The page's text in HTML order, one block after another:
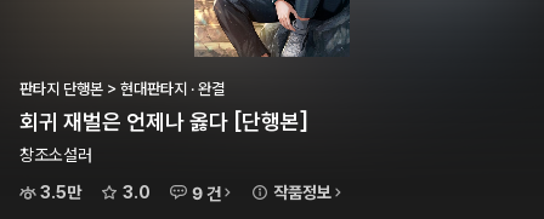
판타지 단행본 > 현대판타지 · 완결
회귀 재벌은 언제나 옳다 [단행본]
창조소설러
3.5만
3.0 9 건 작품정보